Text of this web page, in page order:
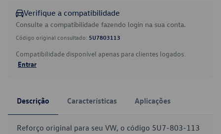
Verifique a compatibilidade
Consulte a compatibilidade fazendo login na sua conta.
Código original consultado: 5U7803113
Compatibilidade disponível apenas para clientes logados.
Entrar
Descrição Características Aplicações
Reforço original para seu VW, o código 5U7-803-113